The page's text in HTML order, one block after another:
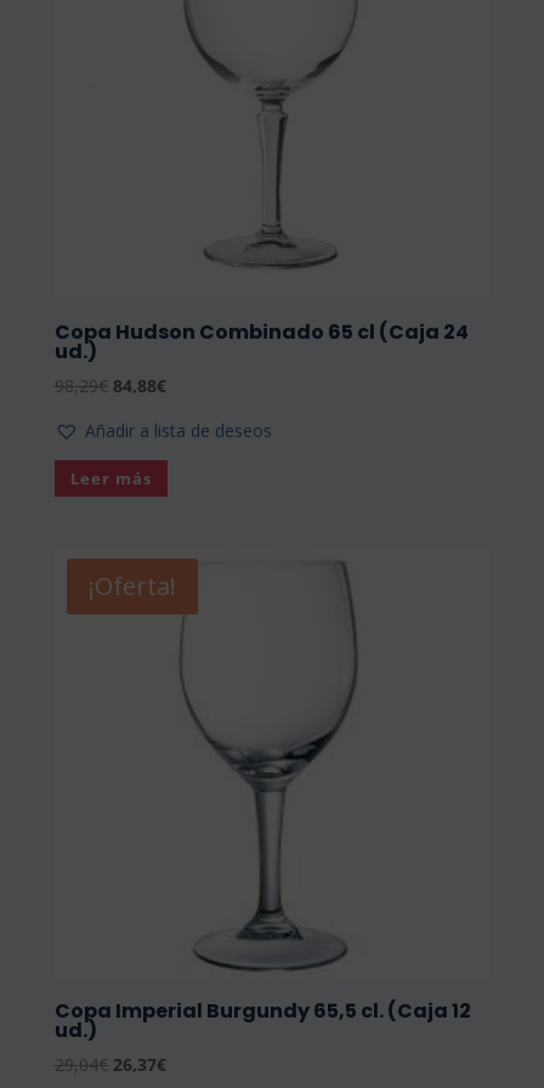
la
página
de
Copa Hudson Combinado 65 cl (Caja 24
ud.)
98,29€ El
original
era:
98,29€.
84,88€El
actual
es:
84,88€.
Añadir a lista de deseos
Leer más
¡Oferta!
Copa Imperial Burgundy 65,5 cl. (Caja 12
ud.)
29,04€ El
26,37€El